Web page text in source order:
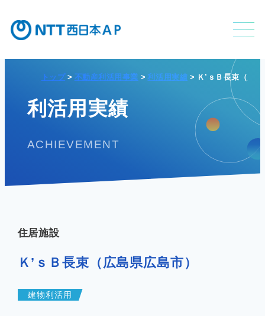
不動産利活用事業
APの特長
企業情報
利活用実績
ACHIEVEMENT
トップ 不動産利活用事業 利活用実績 Ｋ’ｓＢ長束（広
住居施設
Ｋ’ｓＢ長束（広島県広島市）
建物利活用